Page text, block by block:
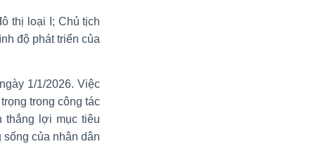
thị loại I; Chủ tịch
độ phát triển của
1/1/2026. Việc
trong công tác
thắng lợi mục tiêu
của nhân dân